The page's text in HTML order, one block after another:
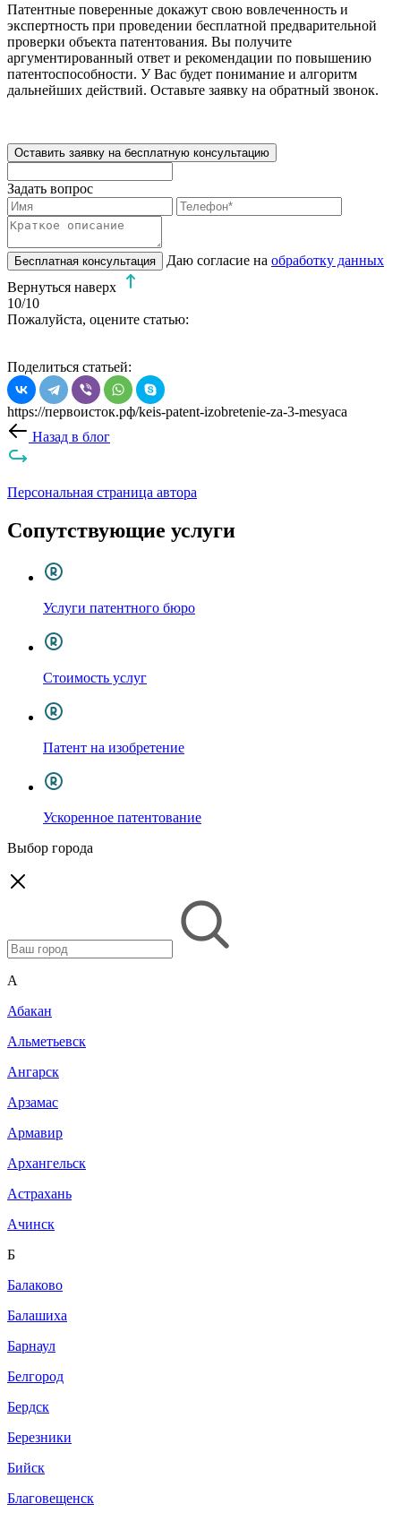
Патентные поверенные докажут свою вовлеченность и
экспертность при проведении бесплатной предварительной
проверки объекта патентования. Вы получите
аргументированный ответ и рекомендации по повышению
патентоспособности. У Вас будет понимание и алгоритм
дальнейших действий. Оставьте заявку на обратный звонок.
Оставить заявку на бесплатную консультацию
Задать вопрос
Бесплатная консультация Даю согласие на обработку данных
Вернуться наверх
10/10
Пожалуйста, оцените статью:
Поделиться статьей:
https://первоисток.рф/keis-patent-izobretenie-za-3-mesyaca
Назад в блог
Персональная страница автора
Сопутствующие услуги
Услуги патентного бюро
Стоимость услуг
Патент на изобретение
Ускоренное патентование
Выбор города
A
Абакан
Альметьевск
Ангарск
Арзамас
Армавир
Архангельск
Астрахань
Ачинск
Б
Балаково
Балашиха
Барнаул
Белгород
Бердск
Березники
Бийск
Благовещенск